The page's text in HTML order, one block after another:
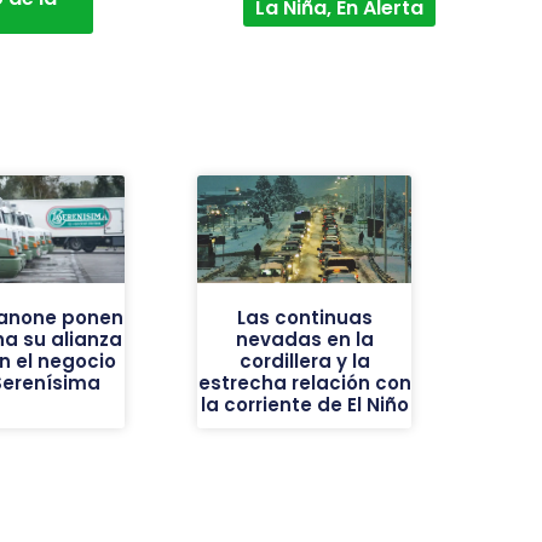
La Niña, En Alerta
ponen
su alianza
el negocio
Las continuas
nevadas en la
cordillera y la
estrecha relación con
la corriente de El Niño